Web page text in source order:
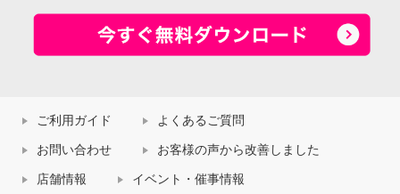
ご利用ガイド よくあるご質問
お問い合わせ お客様の声から改善しました
店舗情報 イベント・催事情報